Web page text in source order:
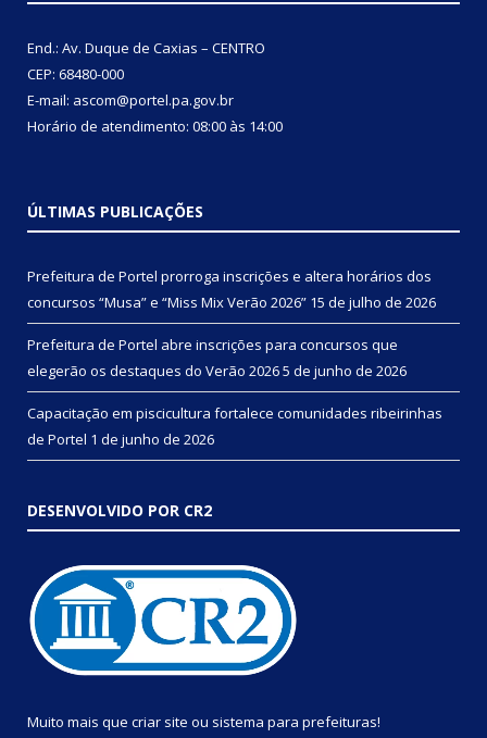
End.: Av. Duque de Caxias – CENTRO
CEP: 68480-000
E-mail: ascom@portel.pa.gov.br
Horário de atendimento: 08:00 às 14:00
ÚLTIMAS PUBLICAÇÕES
Prefeitura de Portel prorroga inscrições e altera horários dos
concursos “Musa” e “Miss Mix Verão 2026” 15 de julho de 2026
Prefeitura de Portel abre inscrições para concursos que
elegerão os destaques do Verão 20265 de junho de 2026
Capacitação em piscicultura fortalece comunidades ribeirinhas
de Portel 1 de junho de 2026
DESENVOLVIDO POR CR2
Muito mais que criar site ou sistema para prefeituras!